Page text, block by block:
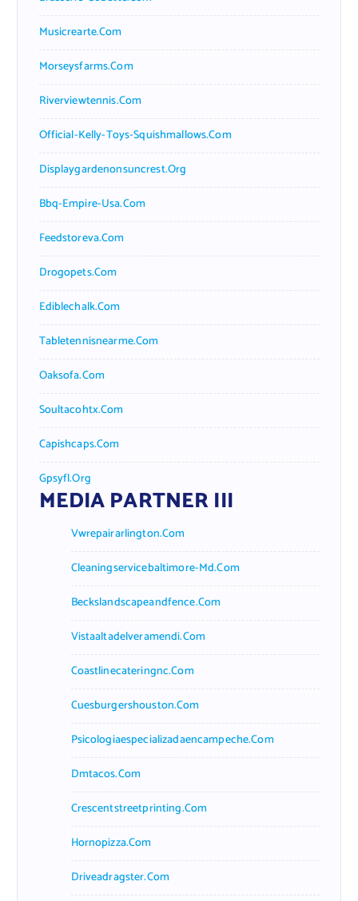
Musicrearte.com
Morseysfarms.com
Riverviewtennis.com
Official-Kelly-Toys-Squishmallows.com
Displaygardenonsuncrest.org
Bbq-Empire-Usa.com
Feedstoreva.com
Drogopets.com
Ediblechalk.com
Tabletennisnearme.com
Oaksofa.com
Soultacohtx.com
Capishcaps.com
Gpsyfl.org
MEDIA PARTNER III
Vwrepairarlington.com
Cleaningservicebaltimore-Md.com
Beckslandscapeandfence.com
Vistaaltadelveramendi.com
Coastlinecateringnc.com
Cuesburgershouston.com
Psicologiaespecializadaencampeche.com
Dmtacos.com
Crescentstreetprinting.com
Hornopizza.com
Driveadragster.com